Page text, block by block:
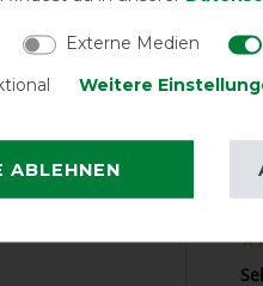
Externe Medien
Weitere
ABLEHNEN